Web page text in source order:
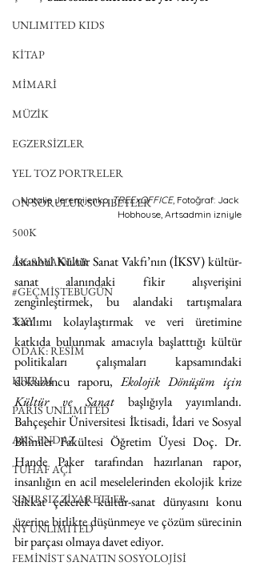
UNLIMITED KIDS
KİTAP
MİMARİ
MÜZİK
EGZERSİZLER
YEL TOZ PORTRELER
ON SORULUK SOHBETLER
500K
AK-SAYANLAR
#GEÇMİŞTEBUGÜN
XXY
ODAK: RESİM
KIVRIM
PARIS UNLIMITED
AKS-ENDAZ
TUHAF AÇI
SINIRSIZ ZİYARETLER
NY UNLIMITED
FEMİNİST SANATIN SOSYOLOJİSİ
Natalie Jeremijenko, TREExOFFICE, Fotoğraf: Jack
Hobhouse, Artsadmin izniyle
İstanbul Kültür Sanat Vakfı’nın (İKSV) kültür-
sanat alanındaki fikir alışverişini
zenginleştirmek, bu alandaki tartışmalara
katılımı kolaylaştırmak ve veri üretimine
katkıda bulunmak amacıyla başlatttığı kültür
politikaları çalışmaları kapsamındaki
dokuzuncu raporu, Ekolojik Dönüşüm için
Kültür ve Sanat başlığıyla yayımlandı.
Bahçeşehir Üniversitesi İktisadi, İdari ve Sosyal
Bilimler Fakültesi Öğretim Üyesi Doç. Dr.
Hande Paker tarafından hazırlanan rapor,
insanlığın en acil meselelerinden ekolojik krize
dikkat çekerek kültür-sanat dünyasını konu
üzerine birlikte düşünmeye ve çözüm sürecinin
bir parçası olmaya davet ediyor.